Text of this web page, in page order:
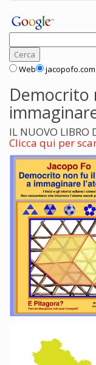
Web jacopofo.com
Democrito
IL NUOVO LIBRO
Clicca qui per